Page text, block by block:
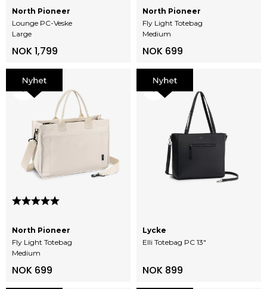
Lounge PC-Veske
Large
North Pioneer
NOK 1,799
Fly Light Totebag
Medium
North Pioneer
NOK 699
Fly Light Totebag
Medium
North Pioneer
NOK 699
Karakter:
Elli Totebag PC 13"
Lycke
NOK 899